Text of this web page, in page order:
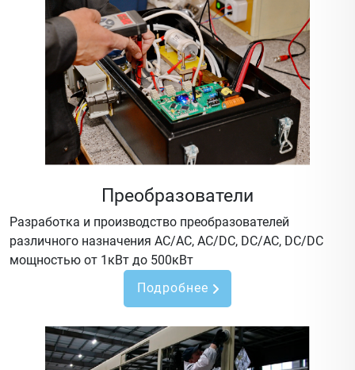
Преобразователи
Разработка и производство преобразователей
различного назначения AC/AC, AC/DC, DC/AC, DC/DC
мощностью от 1кВт до 500кВт
Подробнее